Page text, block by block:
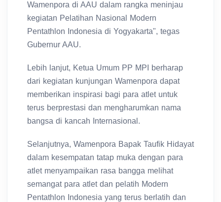
Wamenpora di AAU dalam rangka meninjau
kegiatan Pelatihan Nasional Modern
Pentathlon Indonesia di Yogyakarta", tegas
Gubernur AAU.
Lebih lanjut, Ketua Umum PP MPI berharap
dari kegiatan kunjungan Wamenpora dapat
memberikan inspirasi bagi para atlet untuk
terus berprestasi dan mengharumkan nama
bangsa di kancah Internasional.
Selanjutnya, Wamenpora Bapak Taufik Hidayat
dalam kesempatan tatap muka dengan para
atlet menyampaikan rasa bangga melihat
semangat para atlet dan pelatih Modern
Pentathlon Indonesia yang terus berlatih dan